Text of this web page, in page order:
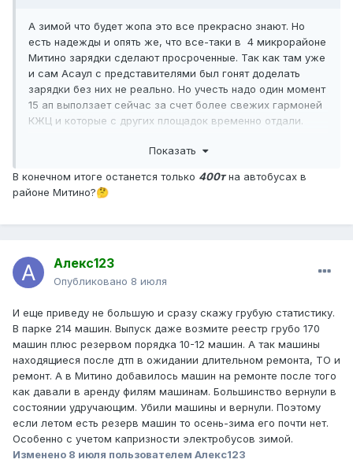
А зимой что будет жопа это все прекрасно знают. Но
есть надежды и опять же, что все-таки в 4 микрорайоне
Митино зарядки сделают просроченные. Так как там уже
и сам Асаул с представителями был гонят доделать
зарядки без них не реально. Но учесть надо один момент
15 ап выползает сейчас за счет более свежих гармоней
КЖЦ и которые с других площадок временно отдали.
тихоньку конец. Выпуск там тоже не вытащить сильно.
вариантом кому отдавать маршруты нет. А теперь и еще
момент как бы хотел главк и другие про пиарится в
весь район переведен на электротранспорт.
А вот как будет работать зимой пока сколько слышу
читаете то вполне его фото на всех соревнованиях и
мероприятиях есть. Да очереди и бывают срывы рейсов
но меньше чем у других держатся. За счет резерва. В
принципе можно в парке взять на край заряжанный
электробус срочно. Но конечно не так все
предполагалось при том пока все равно и зарядные
посты не все нужны.
Показать
В конечном итоге останется только 400тна автобусах в
районе Митино?🤔
Алекс123
Опубликовано 8 июля
И еще приведу не большую и сразу скажу грубую статистику.
В парке 214 машин. Выпуск даже возмите реестр грубо 170
машин плюс резервом порядка 10-12 машин. А так машины
находящиеся после дтп в ожидании длительном ремонта, ТО и
ремонт. А в Митино добавилось машин на ремонте после того
как давали в аренду филям машинам. Большинство вернули в
состоянии удручающим. Убили машины и вернули. Поэтому
если летом есть резерв машин то осень-зима его почти нет.
Особенно с учетом капризности электробусов зимой.
Изменено 8 июля пользователем Алекс123